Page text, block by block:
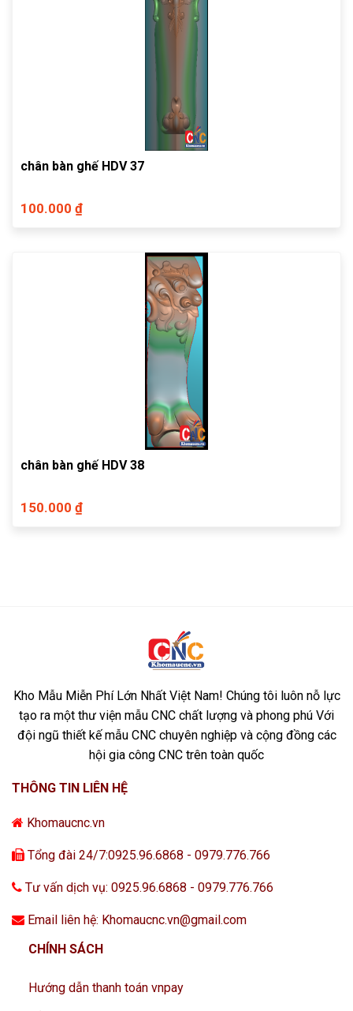
chân bàn ghế HDV 37
100.000 ₫
chân bàn ghế HDV 38
150.000 ₫
Kho Mẫu Miễn Phí Lớn Nhất Việt Nam! Chúng tôi luôn nỗ lực
tạo ra một thư viện mẫu CNC chất lượng và phong phú Với
đội ngũ thiết kế mẫu CNC chuyên nghiệp và cộng đồng các
hội gia công CNC trên toàn quốc
THÔNG TIN LIÊN HỆ
Khomaucnc.vn
Tổng đài 24/7:0925.96.6868 - 0979.776.766
Tư vấn dịch vụ: 0925.96.6868 - 0979.776.766
Email liên hệ: Khomaucnc.vn@gmail.com
CHÍNH SÁCH
Hướng dẫn thanh toán vnpay